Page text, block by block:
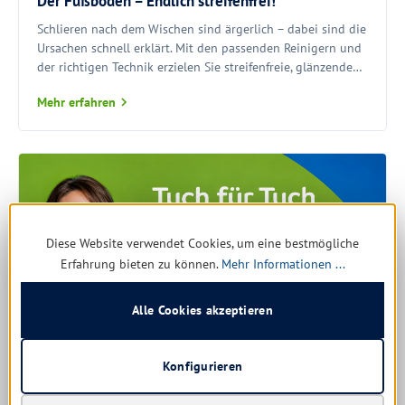
Schlieren nach dem Wischen sind ärgerlich – dabei sind die
Ursachen schnell erklärt. Mit den passenden Reinigern und
der richtigen Technik erzielen Sie streifenfreie, glänzende
Mehr erfahren
Diese Website verwendet Cookies, um eine bestmögliche
Erfahrung bieten zu können. Mehr Informationen ...
Konfigurieren
Alle Cookies akzeptieren